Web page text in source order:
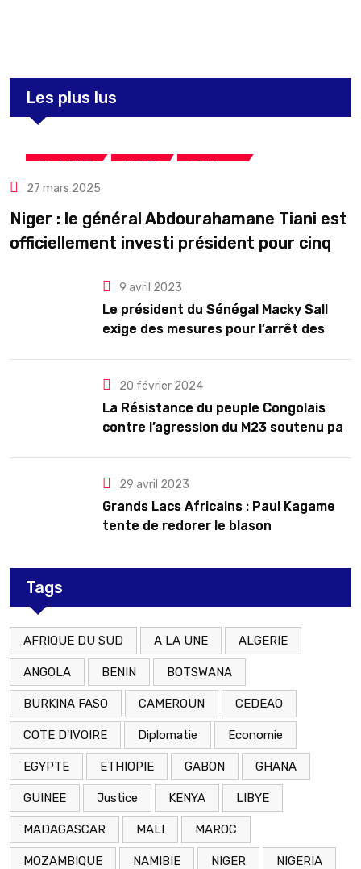
Les plus lus
A LA UNE NIGER Politique
27 mars 2025
Niger : le général Abdourahamane Tiani est
officiellement investi président pour cinq
9 avril 2023
Le président du Sénégal Macky Sall
exige des mesures pour l’arrêt des
20 février 2024
La Résistance du peuple Congolais
contre l’agression du M23 soutenu par
29 avril 2023
Grands Lacs Africains : Paul Kagame
tente de redorer le blason
Tags
AFRIQUE DU SUD A LA UNE ALGERIE
ANGOLA BENIN BOTSWANA
BURKINA FASO CAMEROUN CEDEAO
COTE D'IVOIRE Diplomatie Economie
EGYPTE ETHIOPIE GABON GHANA
GUINEE Justice KENYA LIBYE
MADAGASCAR MALI MAROC
MOZAMBIQUE NAMIBIE NIGER NIGERIA